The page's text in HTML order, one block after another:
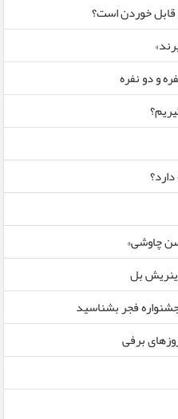
و دو نفره
چاوشی»
بل
فجر بشناسید
برفی